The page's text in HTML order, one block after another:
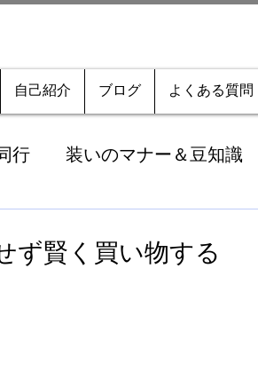
自己紹介 ブログ よくある質問
行 装いのマナー＆豆知識
ず賢く買い物する